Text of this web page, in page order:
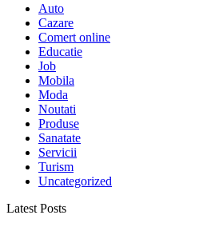
Auto
Cazare
Comert online
Educatie
Job
Mobila
Moda
Noutati
Produse
Sanatate
Servicii
Turism
Uncategorized
Latest Posts